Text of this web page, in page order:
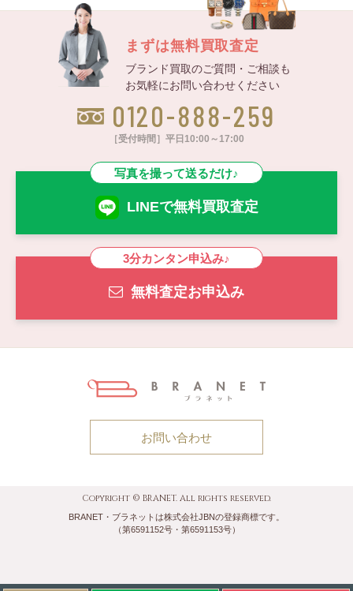
まずは無料買取査定
ブランド買取のご質問・ご相談も
お気軽にお問い合わせください
0120-888-259
［受付時間］平日10:00～17:00
LINEで無料買取査定
写真を撮って送るだけ♪
無料査定お申込み
3分カンタン申込み♪
お問い合わせ
Copyright © BRANET. All rights reserved.
BRANET・ブラネットは株式会社JBNの登録商標です。
（第6591152号・第6591153号）